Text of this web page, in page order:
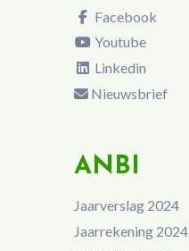
Facebook
Youtube
Linkedin
Nieuwsbrief
ANBI
Jaarverslag 2024
Jaarrekening 2024